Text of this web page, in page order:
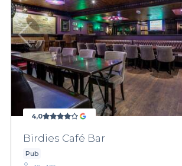
4,0
Birdies Café Bar
Pub